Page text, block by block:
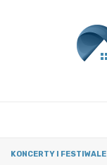
KONCERTY I FESTIWALE